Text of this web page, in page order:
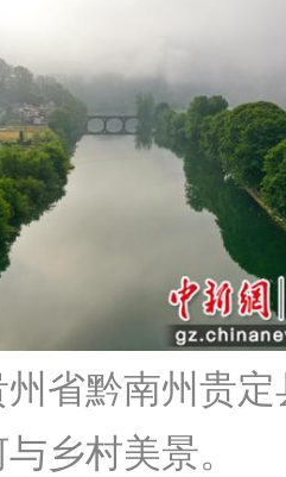
省黔南州贵定
乡村美景。